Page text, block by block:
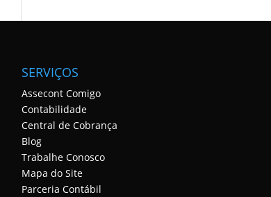
SERVIÇOS
Assecont Comigo
Contabilidade
Central de Cobrança
Blog
Trabalhe Conosco
Mapa do Site
Parceria Contábil